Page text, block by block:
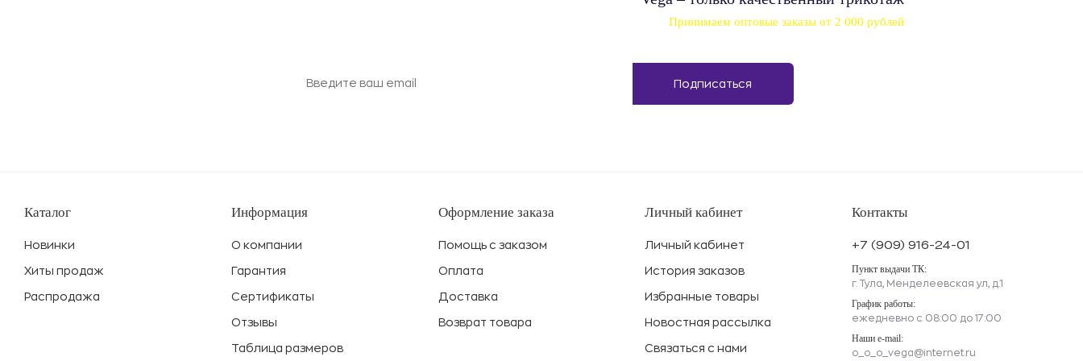
Принимаем оптовые заказы от 2 000 рублей
Каталог
Новинки
Хиты продаж
Распродажа
Информация
О компании
Гарантия
Сертификаты
Отзывы
Таблица размеров
Оформление заказа
Помощь с заказом
Оплата
Доставка
Возврат товара
Личный кабинет
Личный кабинет
История заказов
Избранные товары
Новостная рассылка
Связаться с нами
Контакты
+7 (909) 916-24-01
Пункт выдачи ТК:
г. Тула, Менделеевская ул, д.1
График работы:
ежедневно с 08:00 до 17:00
Наши e-mail:
o_o_o_vega@internet.ru